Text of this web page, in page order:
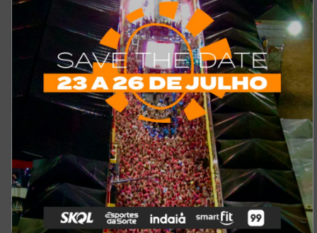
Redação
Deixe um comentário
O seu endereço de e-mail não será publicado.Campos
obrigatórios são marcados com*